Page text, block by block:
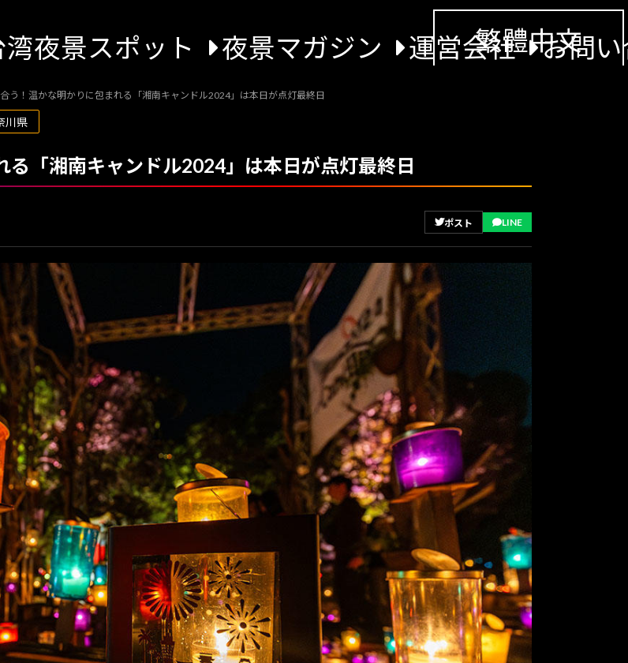
湾夜景スポット 夜景マガジン 運営会社 お問
繁體中文
う！温かな明かりに包まれる「湘南キャンドル2024」は本日が点灯最終日
川県
る「湘南キャンドル2024」は本日が点灯最終日
ポスト LINE